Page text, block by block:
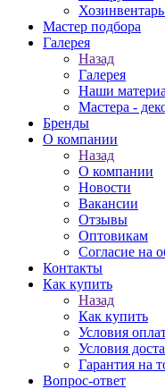
Мастер подбора
Галерея
Назад
Галерея
Наши
Мастера -
Бренды
О компании
Назад
О компании
Новости
Вакансии
Отзывы
Оптовикам
Cогласие на
Контакты
Как купить
Назад
Как купить
Условия
Условия
Гарантия на
Вопрос-ответ